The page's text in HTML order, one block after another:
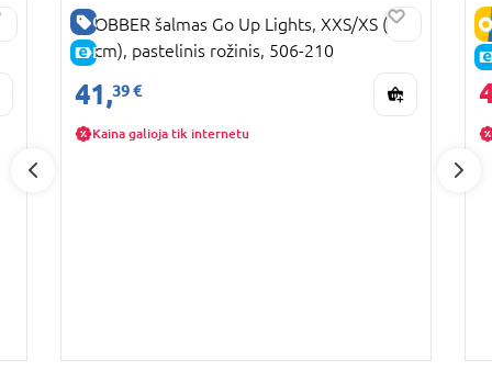
GERA KAINA
E-KAINA
GLOBBER šalmas Go Up Lights, XXS/XS (45-
51cm), pastelinis rožinis, 506-210
41,39 €
Kaina galioja tik internetu